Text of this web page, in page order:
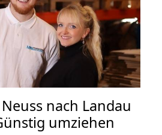
nach Landau
umziehen